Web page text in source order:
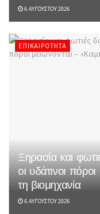
6 ΑΥΓΟΎΣΤΟΥ 2026
ΕΠΙΚΑΙΡΌΤΗΤΑ
Ξηρασία και
οι υδάτινοι
τη βιομηχανία
6 ΑΥΓΟΎΣΤΟΥ 2026